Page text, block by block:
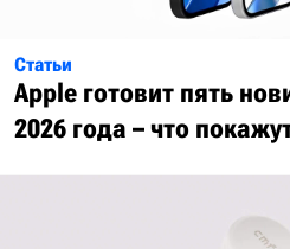
Статьи
Apple готовит пять
2026 года – что